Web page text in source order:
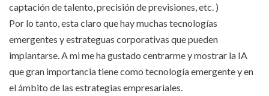
captación de talento, precisión de previsiones, etc. )
Por lo tanto, esta claro que hay muchas tecnologías
emergentes y estrateguas corporativas que pueden
implantarse. A mi me ha gustado centrarme y mostrar la IA
que gran importancia tiene como tecnología emergente y en
el ámbito de las estrategias empresariales.